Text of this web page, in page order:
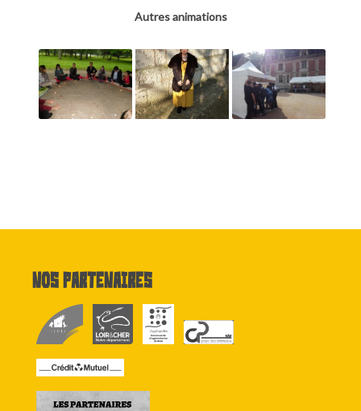
Autres animations
Nos partenaires